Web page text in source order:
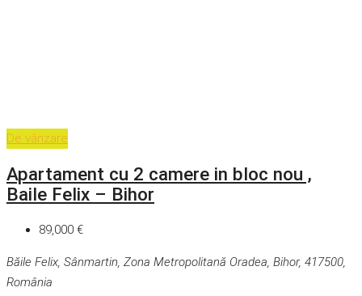
De vânzare
Apartament cu 2 camere in bloc nou ,
Baile Felix – Bihor
89,000 €
Băile Felix, Sânmartin, Zona Metropolitană Oradea, Bihor, 417500,
România